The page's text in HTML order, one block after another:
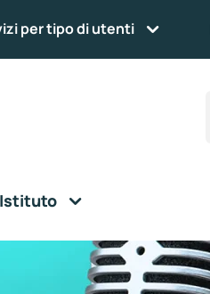
per tipo di utenti